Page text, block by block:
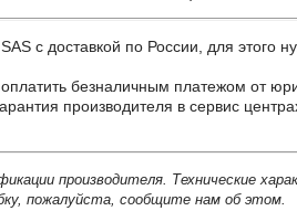
доставкой по России, для этого
безналичным платежом от
производителя в сервис
производителя. Технические
пожалуйста, сообщите нам об этом.